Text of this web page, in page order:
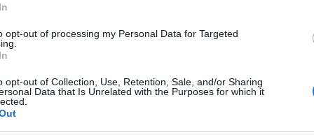
opt-out of processing my Personal Data for Targeted
opt-out of Collection, Use, Retention, Sale, and/or Sharing
Data that Is Unrelated with the Purposes for which it